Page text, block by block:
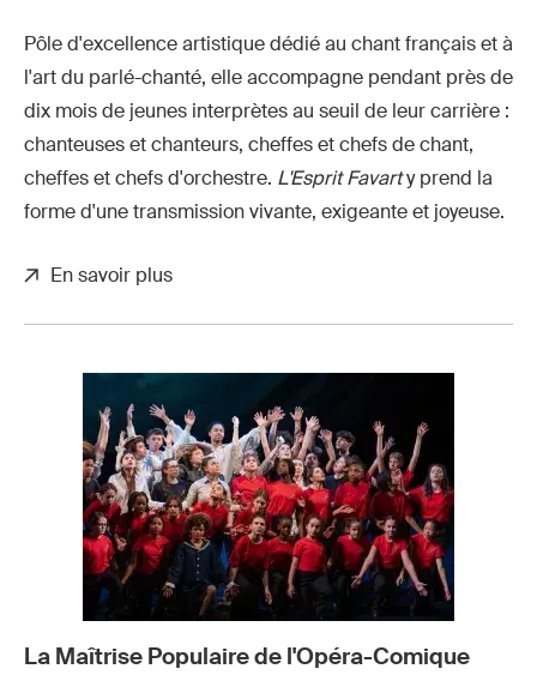
Pôle d'excellence artistique dédié au chant français et à
l'art du parlé-chanté, elle accompagne pendant près de
dix mois de jeunes interprètes au seuil de leur carrière :
chanteuses et chanteurs, cheffes et chefs de chant,
cheffes et chefs d'orchestre. L'Esprit Favarty prend la
forme d'une transmission vivante, exigeante et joyeuse.
En savoir plus
La Maîtrise Populaire de l'Opéra-Comique